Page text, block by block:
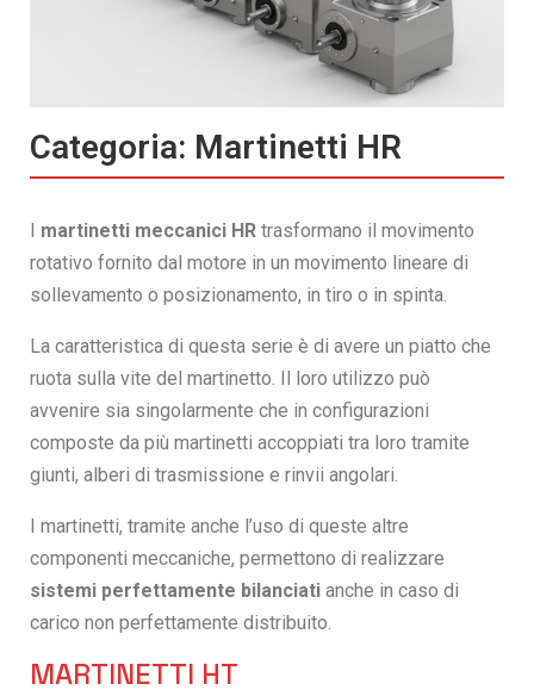
Categoria: Martinetti HR
I martinetti meccanici HR trasformano il movimento
rotativo fornito dal motore in un movimento lineare di
sollevamento o posizionamento, in tiro o in spinta.
La caratteristica di questa serie è di avere un piatto che
ruota sulla vite del martinetto. Il loro utilizzo può
avvenire sia singolarmente che in configurazioni
composte da più martinetti accoppiati tra loro tramite
giunti, alberi di trasmissione e rinvii angolari.
I martinetti, tramite anche l’uso di queste altre
componenti meccaniche, permettono di realizzare
sistemi perfettamente bilanciati anche in caso di
carico non perfettamente distribuito.
MARTINETTI HT